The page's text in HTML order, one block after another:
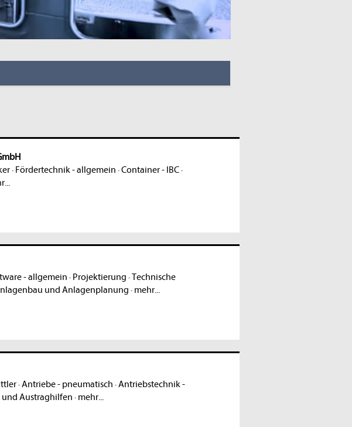
· Fördertechnik - allgemein ·Container - IBC·
- allgemein · Projektierung ·Technische
und Anlagenplanung · mehr...
·Antriebe - pneumatisch ·Antriebstechnik -
und Austraghilfen · mehr...